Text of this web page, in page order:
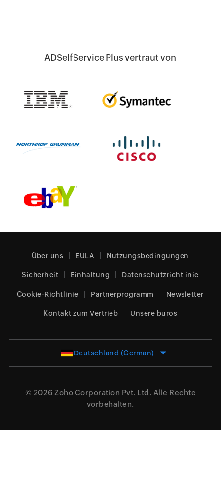
ADSelfService Plus vertraut von
Über uns EULA Nutzungsbedingungen
Sicherheit Einhaltung Datenschutzrichtlinie
Cookie-Richtlinie Partnerprogramm Newsletter
Kontakt zum Vertrieb Unsere buros
Deutschland (German)
© 2026 Zoho Corporation Pvt. Ltd. Alle Rechte
vorbehalten.